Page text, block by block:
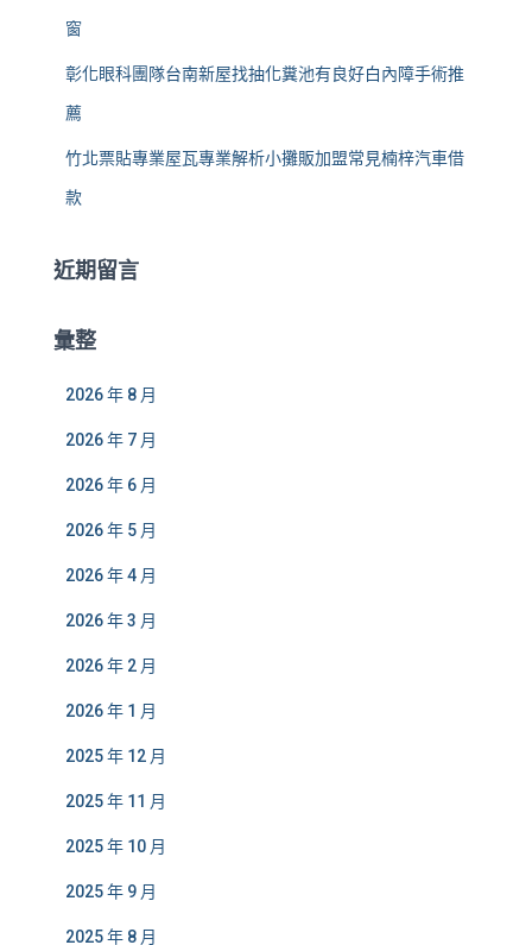
窗
彰化眼科團隊台南新屋找抽化糞池有良好白內障手術推
薦
竹北票貼專業屋瓦專業解析小攤販加盟常見楠梓汽車借
款
近期留言
彙整
2026 年 8 月
2026 年 7 月
2026 年 6 月
2026 年 5 月
2026 年 4 月
2026 年 3 月
2026 年 2 月
2026 年 1 月
2025 年 12 月
2025 年 11 月
2025 年 10 月
2025 年 9 月
2025 年 8 月